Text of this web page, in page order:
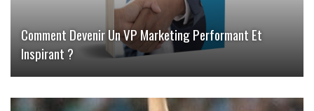
Comment Devenir Un VP Marketing Performant Et
Inspirant ?